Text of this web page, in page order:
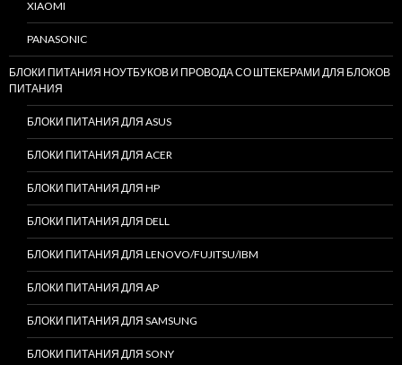
XIAOMI
PANASONIC
БЛОКИ ПИТАНИЯ НОУТБУКОВ И ПРОВОДА СО ШТЕКЕРАМИ ДЛЯ БЛОКОВ
ПИТАНИЯ
БЛОКИ ПИТАНИЯ ДЛЯ ASUS
БЛОКИ ПИТАНИЯ ДЛЯ ACER
БЛОКИ ПИТАНИЯ ДЛЯ HP
БЛОКИ ПИТАНИЯ ДЛЯ DELL
БЛОКИ ПИТАНИЯ ДЛЯ LENOVO/FUJITSU/IBM
БЛОКИ ПИТАНИЯ ДЛЯ AP
БЛОКИ ПИТАНИЯ ДЛЯ SAMSUNG
БЛОКИ ПИТАНИЯ ДЛЯ SONY